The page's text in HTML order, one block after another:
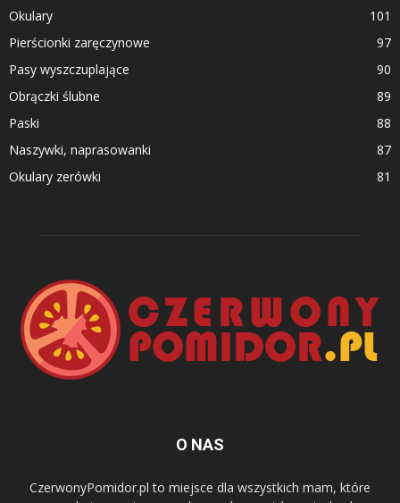
Okulary
101
Pierścionki zaręczynowe
97
Pasy wyszczuplające
90
Obrączki ślubne
89
Paski
88
Naszywki, naprasowanki
87
Okulary zerówki
81
O NAS
CzerwonyPomidor.pl to miejsce dla wszystkich mam, które